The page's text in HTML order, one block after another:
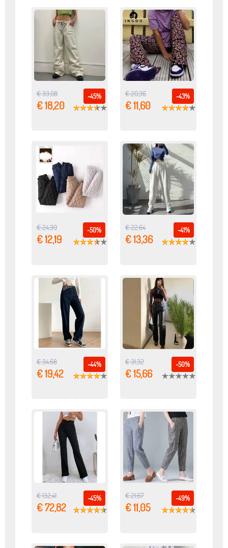
-45%
€ 33,08
€ 18,20
-43%
€ 20,36
€ 11,60
-50%
€ 24,39
€ 12,19
-41%
€ 22,64
€ 13,36
-44%
€ 34,68
€ 19,42
-50%
€ 31,32
€ 15,66
-45%
€ 132,41
€ 72,82
-49%
€ 21,67
€ 11,05